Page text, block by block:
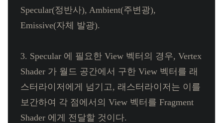
Specular(정반사), Ambient(주변광),
Emissive(자체 발광).
3. Specular 에 필요한 View 벡터의 경우, Vertex
Shader 가 월드 공간에서 구한 View 벡터를 래
스터라이저에게 넘기고, 래스터라이저는 이를
보간하여 각 점에서의 View 벡터를 Fragment
Shader 에게 전달할 것이다.